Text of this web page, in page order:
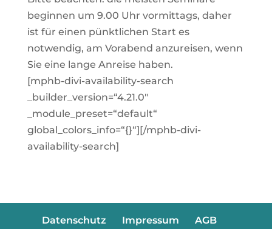
beginnen um 9.00 Uhr vormittags, daher
ist für einen pünktlichen Start es
notwendig, am Vorabend anzureisen, wenn
Sie eine lange Anreise haben.
[mphb-divi-availability-search
_builder_version=“4.21.0″
_module_preset=“default“
global_colors_info=“{}“][/mphb-divi-
availability-search]
Datenschutz Impressum
AGB